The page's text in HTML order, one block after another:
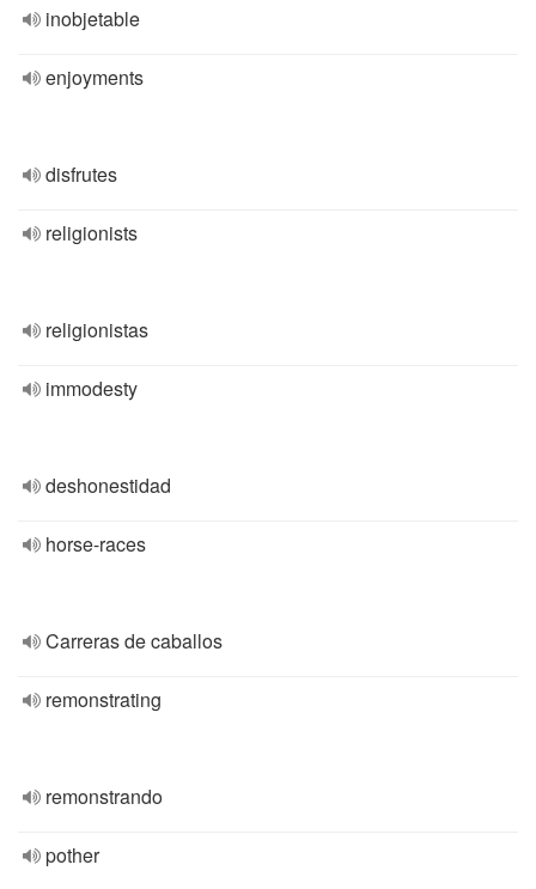
inobjetable
enjoyments
disfrutes
religionists
religionistas
immodesty
deshonestidad
horse-races
Carreras de caballos
remonstrating
remonstrando
pother